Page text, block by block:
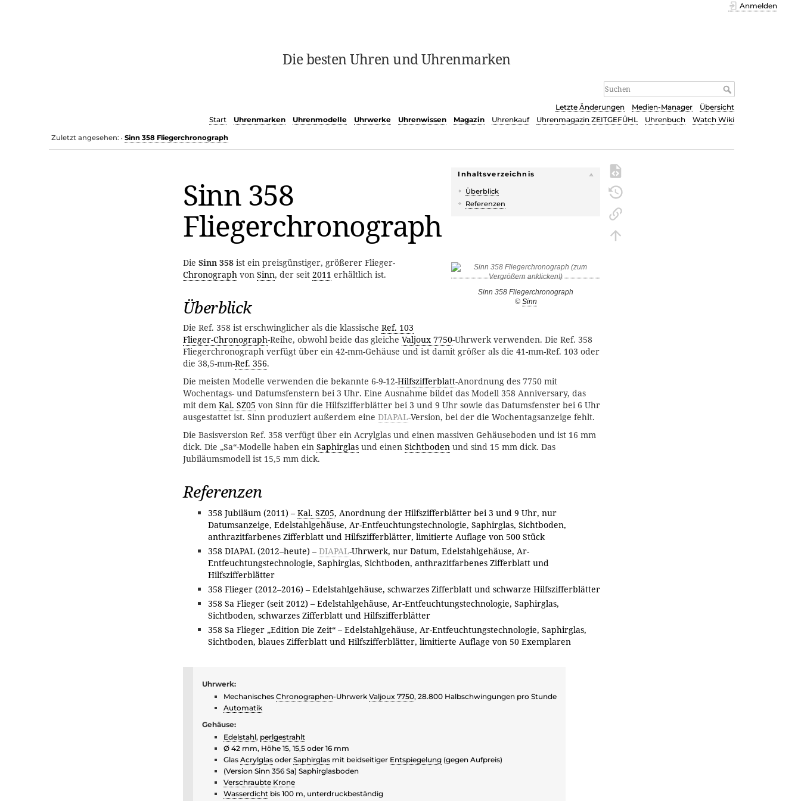
Die besten Uhren und Uhrenmarken
Anmelden
Letzte Änderungen Medien-Manager
Übersicht
Start
Uhrenmarken Uhrenmodelle Uhrwerke Uhrenwissen Magazin Uhrenkauf Uhrenmagazin ZEITGEFÜHL Uhrenbuch Watch Wiki
Zuletzt angesehen: • Sinn 358 Fliegerchronograph
Inhaltsverzeichnis
Überblick
Referenzen
Sinn 358
Fliegerchronograph
Sinn 358 Fliegerchronograph
© Sinn
Die Sinn 358 ist ein preisgünstiger, größerer Flieger-
Chronograph von Sinn, der seit 2011 erhältlich ist.
Überblick
Die Ref. 358 ist erschwinglicher als die klassische Ref. 103
Flieger-Chronograph-Reihe, obwohl beide das gleiche Valjoux 7750-Uhrwerk verwenden. Die Ref. 358
Fliegerchronograph verfügt über ein 42-mm-Gehäuse und ist damit größer als die 41-mm-Ref. 103 oder
die 38,5-mm-Ref. 356.
Die meisten Modelle verwenden die bekannte 6-9-12-Hilfszifferblatt-Anordnung des 7750 mit
Wochentags- und Datumsfenstern bei 3 Uhr. Eine Ausnahme bildet das Modell 358 Anniversary, das
mit dem Kal. SZ05 von Sinn für die Hilfszifferblätter bei 3 und 9 Uhr sowie das Datumsfenster bei 6 Uhr
ausgestattet ist. Sinn produziert außerdem eine DIAPAL-Version, bei der die Wochentagsanzeige fehlt.
Die Basisversion Ref. 358 verfügt über ein Acrylglas und einen massiven Gehäuseboden und ist 16 mm
dick. Die „Sa“-Modelle haben ein Saphirglas und einen Sichtboden und sind 15 mm dick. Das
Jubiläumsmodell ist 15,5 mm dick.
Referenzen
358 Jubiläum (2011) – Kal. SZ05, Anordnung der Hilfszifferblätter bei 3 und 9 Uhr, nur
Datumsanzeige, Edelstahlgehäuse, Ar-Entfeuchtungstechnologie, Saphirglas, Sichtboden,
anthrazitfarbenes Zifferblatt und Hilfszifferblätter, limitierte Auflage von 500 Stück
358 DIAPAL (2012–heute) – DIAPAL-Uhrwerk, nur Datum, Edelstahlgehäuse, Ar-
Entfeuchtungstechnologie, Saphirglas, Sichtboden, anthrazitfarbenes Zifferblatt und
Hilfszifferblätter
358 Flieger (2012–2016) – Edelstahlgehäuse, schwarzes Zifferblatt und schwarze Hilfszifferblätter
358 Sa Flieger (seit 2012) – Edelstahlgehäuse, Ar-Entfeuchtungstechnologie, Saphirglas,
Sichtboden, schwarzes Zifferblatt und Hilfszifferblätter
358 Sa Flieger „Edition Die Zeit“ – Edelstahlgehäuse, Ar-Entfeuchtungstechnologie, Saphirglas,
Sichtboden, blaues Zifferblatt und Hilfszifferblätter, limitierte Auflage von 50 Exemplaren
Uhrwerk:
Mechanisches Chronographen-Uhrwerk Valjoux 7750, 28.800 Halbschwingungen pro Stunde
Automatik
Gehäuse:
Edelstahl, perlgestrahlt
Ø 42 mm, Höhe 15, 15,5 oder 16 mm
Glas Acrylglas oder Saphirglas mit beidseitiger Entspiegelung (gegen Aufpreis)
(Version Sinn 356 Sa) Saphirglasboden
Verschraubte Krone
Wasserdicht bis 100 m, unterdruckbeständig